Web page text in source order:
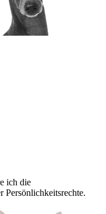
ich die
Persönlichkeitsrechte.